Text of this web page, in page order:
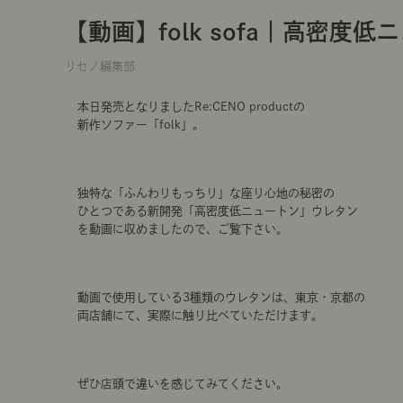
【動画】folk sofa｜高密度低
リセノ編集部
本日発売となりましたRe:CENO productの
新作ソファー「folk」。
独特な「ふんわりもっちり」な座り心地の秘密の
ひとつである新開発「高密度低ニュートン」ウレタン
を動画に収めましたので、ご覧下さい。
動画で使用している3種類のウレタンは、東京・京都の
両店舗にて、実際に触り比べていただけます。
ぜひ店頭で違いを感じてみてください。